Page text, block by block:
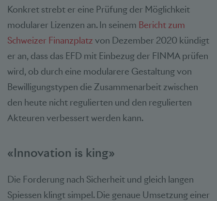
Konkret strebt er eine Prüfung der Möglichkeit
modularer Lizenzen an. In seinem Bericht zum
Schweizer Finanzplatz von Dezember 2020 kündigt
er an, dass das EFD mit Einbezug der FINMA prüfen
wird, ob durch eine modularere Gestaltung von
Bewilligungstypen die Zusammenarbeit zwischen
den heute nicht regulierten und den regulierten
Akteuren verbessert werden kann.
«Innovation is king»
Die Forderung nach Sicherheit und gleich langen
Spiessen klingt simpel. Die genaue Umsetzung einer